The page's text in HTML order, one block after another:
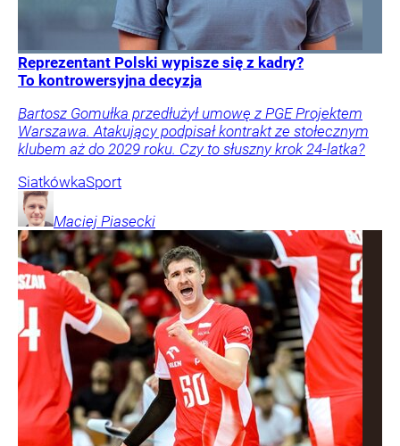
Reprezentant Polski wypisze się z kadry?
To kontrowersyjna decyzja
Bartosz Gomułka przedłużył umowę z PGE Projektem
Warszawa. Atakujący podpisał kontrakt ze stołecznym
klubem aż do 2029 roku. Czy to słuszny krok 24-latka?
SiatkówkaSport
Maciej Piasecki